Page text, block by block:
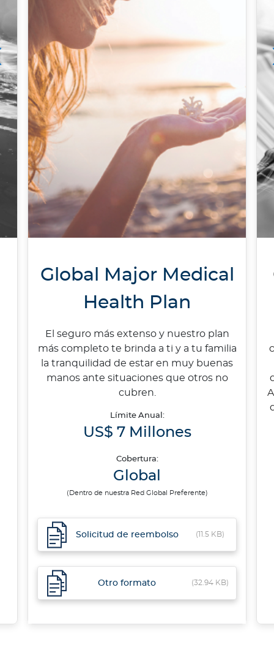
Global Major Medical
Health Plan
El seguro más extenso y nuestro plan
más completo te brinda a ti y a tu familia
la tranquilidad de estar en muy buenas
manos ante situaciones que otros no
cubren.
Límite Anual:
US$ 7 Millones
Cobertura:
Global
(Dentro de nuestra Red Global Preferente)
Solicitud de reembolso (11.5 KB)
Otro formato (32.94 KB)